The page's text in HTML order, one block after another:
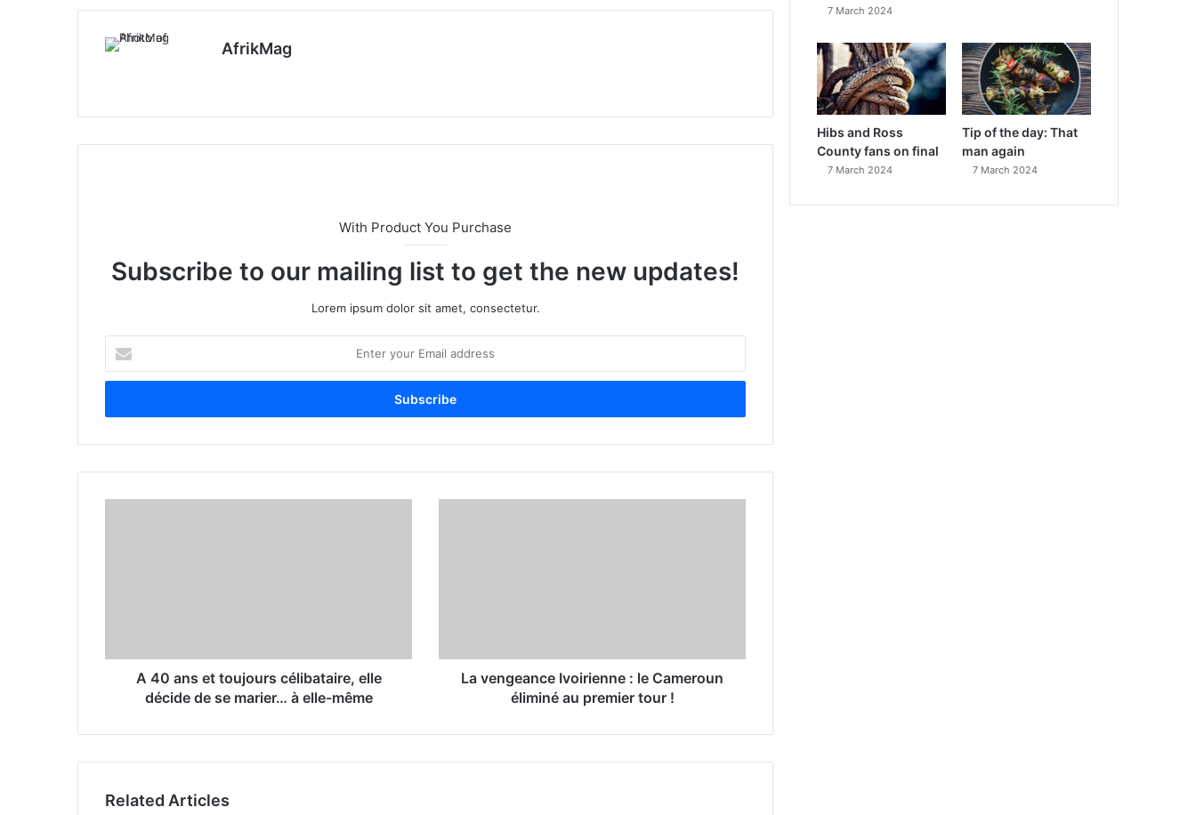
AfrikMag
With Product You Purchase
Subscribe to our mailing list to get the new updates!
Lorem ipsum dolor sit amet, consectetur.
t
r
u
r
A 40 ans et toujours célibataire, elle
décide de se marier… à elle-même
La vengeance Ivoirienne : le Cameroun
éliminé au premier tour !
Related Articles
7 March 2024
Hibs and Ross
County fans on final
7 March 2024
Tip of the day: That
man again
7 March 2024